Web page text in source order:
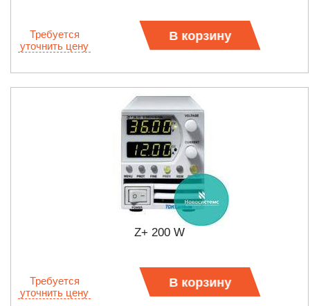
Требуется
уточнить цену
В корзину
Z+ 200 W
Требуется
уточнить цену
В корзину